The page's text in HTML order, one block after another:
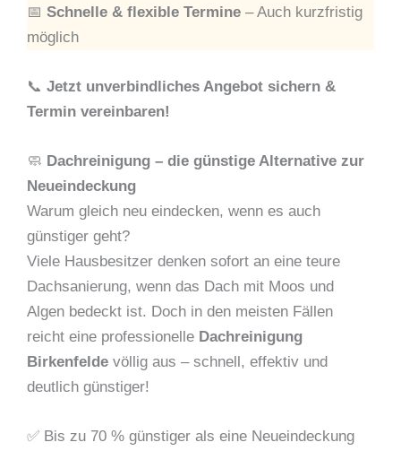
📅 Schnelle & flexible Termine – Auch kurzfristig
möglich
📞 Jetzt unverbindliches Angebot sichern &
Termin vereinbaren!
🧼 Dachreinigung – die günstige Alternative zur
Neueindeckung
Warum gleich neu eindecken, wenn es auch
günstiger geht?
Viele Hausbesitzer denken sofort an eine teure
Dachsanierung, wenn das Dach mit Moos und
Algen bedeckt ist. Doch in den meisten Fällen
reicht eine professionelle Dachreinigung
Birkenfelde völlig aus – schnell, effektiv und
deutlich günstiger!
✅ Bis zu 70 % günstiger als eine Neueindeckung